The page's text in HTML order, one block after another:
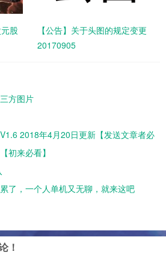
股
【公告】关于头图的规定变更
20170905
方图片
2018年4月20日更新【发送文章者必
系管理员】
初来必看】
了，一个人单机又无聊，就来这吧
！